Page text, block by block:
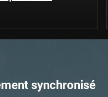
synchronisé